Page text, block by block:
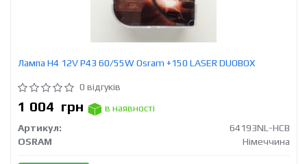
Лампа H4 12V Р43 60/55W Osram +150 LASER DUOBOX
0 відгуків
1 004 грн
в наявності
Артикул:
64193NL-HCB
OSRAM
Німеччина